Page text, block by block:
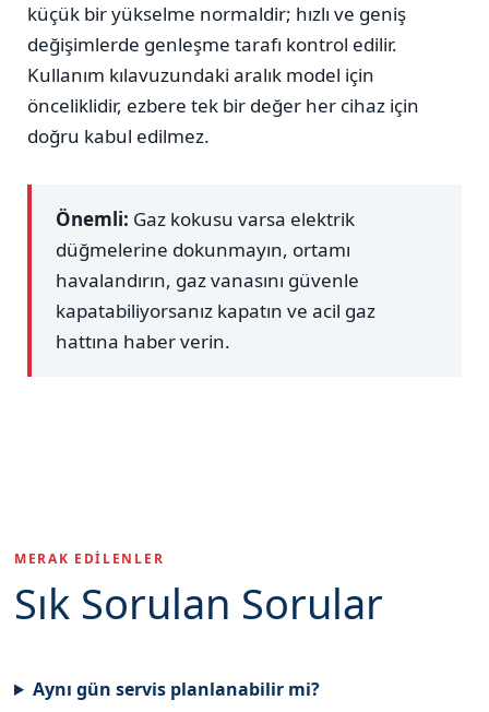
küçük bir yükselme normaldir; hızlı ve geniş
değişimlerde genleşme tarafı kontrol edilir.
Kullanım kılavuzundaki aralık model için
önceliklidir, ezbere tek bir değer her cihaz için
doğru kabul edilmez.
Önemli: Gaz kokusu varsa elektrik
düğmelerine dokunmayın, ortamı
havalandırın, gaz vanasını güvenle
kapatabiliyorsanız kapatın ve acil gaz
hattına haber verin.
MERAK EDILENLER
Sık Sorulan Sorular
Aynı gün servis planlanabilir mi?